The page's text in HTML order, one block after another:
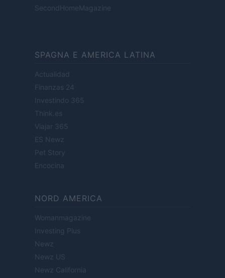
SecondHomeMagazine
SPAGNA E AMERICA LATINA
Actualidad
Finanzas 24
Investindo 365
Think.es
Viajar 365
ES Newz
Pet Story
Encocina
NORD AMERICA
Womanmagazine
Investing Plus
Newz
Newz US
Newz California